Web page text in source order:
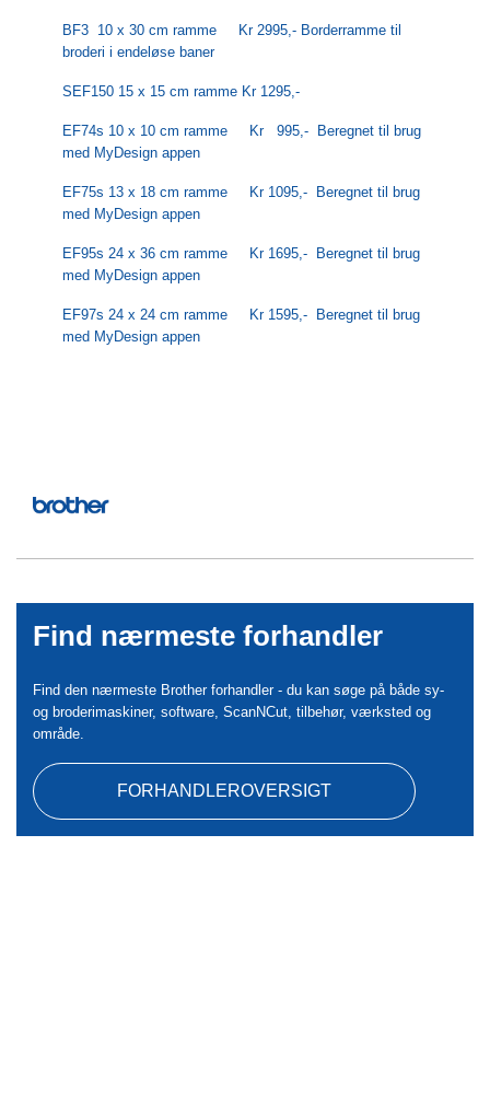
BF3 10 x 30 cm ramme Kr 2995,- Borderramme til
broderi i endeløse baner
SEF150 15 x 15 cm ramme Kr 1295,-
EF74s 10 x 10 cm ramme Kr 995,- Beregnet til brug
med MyDesign appen
EF75s 13 x 18 cm ramme Kr 1095,- Beregnet til brug
med MyDesign appen
EF95s 24 x 36 cm ramme Kr 1695,- Beregnet til brug
med MyDesign appen
EF97s 24 x 24 cm ramme Kr 1595,- Beregnet til brug
med MyDesign appen
Find nærmeste forhandler
Find den nærmeste Brother forhandler - du kan søge på både sy-
og broderimaskiner, software, ScanNCut, tilbehør, værksted og
område.
FORHANDLEROVERSIGT